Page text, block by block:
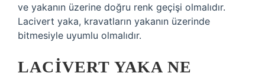
ve yakanın üzerine doğru renk geçişi olmalıdır.
Lacivert yaka, kravatların yakanın üzerinde
bitmesiyle uyumlu olmalıdır.
LACIVERT YAKA NE